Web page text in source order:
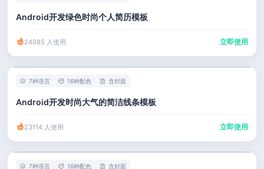
Android开发绿色时尚个人简历模板
24085 人使用 立即使用
7种语言 16种配色 含封面
Android开发时尚大气的简洁线条模板
23114 人使用 立即使用
7种语言 16种配色 含封面